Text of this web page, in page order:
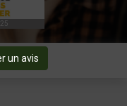
un avis